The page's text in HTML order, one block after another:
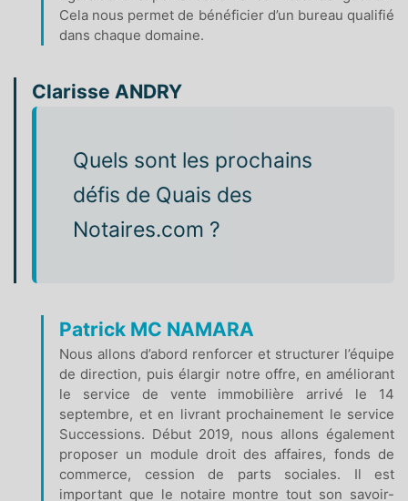
Cela nous permet de bénéficier d’un bureau qualifié
dans chaque domaine.
Clarisse ANDRY
Quels sont les prochains
défis de Quais des
Notaires.com ?
Patrick MC NAMARA
Nous allons d’abord renforcer et structurer l’équipe
de direction, puis élargir notre offre, en améliorant
le service de vente immobilière arrivé le 14
septembre, et en livrant prochainement le service
Successions. Début 2019, nous allons également
proposer un module droit des affaires, fonds de
commerce, cession de parts sociales. Il est
important que le notaire montre tout son savoir-